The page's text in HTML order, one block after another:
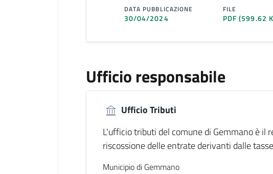
DATA PUBBLICAZIONE
30/04/2024
FILE
PDF(599.62
Ufficio responsabile
Ufficio Tributi
L'ufficio tributi del comune di Gemmano è il
riscossione delle entrate derivanti dalle
Municipio di Gemmano